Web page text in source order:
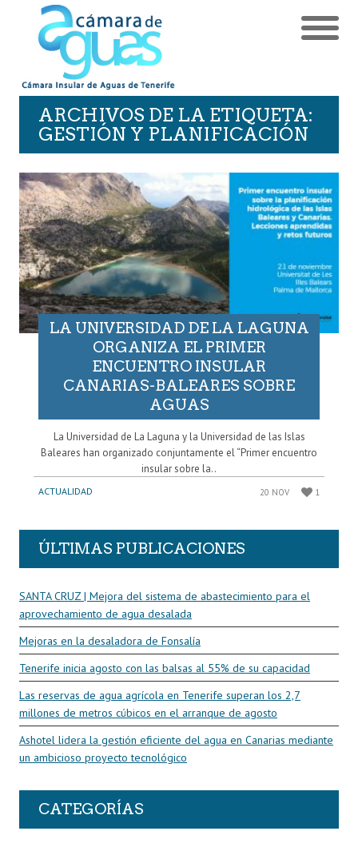
ARCHIVOS DE LA ETIQUETA:
GESTIÓN Y PLANIFICACIÓN
LA UNIVERSIDAD DE LA LAGUNA
ORGANIZA EL PRIMER
ENCUENTRO INSULAR
CANARIAS-BALEARES SOBRE
AGUAS
La Universidad de La Laguna y la Universidad de las Islas
Baleares han organizado conjuntamente el “Primer encuentro
insular sobre la..
ACTUALIDAD 20 NOV 1
ÚLTIMAS PUBLICACIONES
SANTA CRUZ | Mejora del sistema de abastecimiento para el
aprovechamiento de agua desalada
Mejoras en la desaladora de Fonsalía
Tenerife inicia agosto con las balsas al 55% de su capacidad
Las reservas de agua agrícola en Tenerife superan los 2,7
millones de metros cúbicos en el arranque de agosto
Ashotel lidera la gestión eficiente del agua en Canarias mediante
un ambicioso proyecto tecnológico
CATEGORÍAS